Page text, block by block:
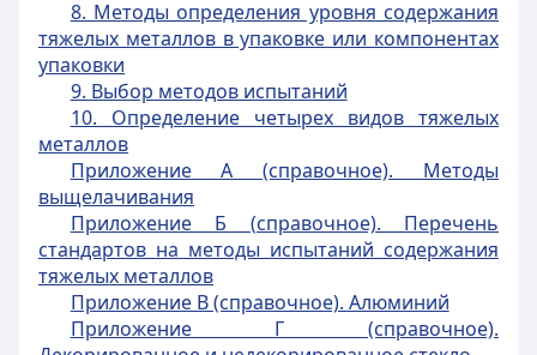
8. Методы определения уровня содержания
тяжелых металлов в упаковке или компонентах
упаковки
9. Выбор методов испытаний
10. Определение четырех видов тяжелых
металлов
Приложение А (справочное). Методы
выщелачивания
Приложение Б (справочное). Перечень
стандартов на методы испытаний содержания
тяжелых металлов
Приложение В (справочное). Алюминий
Приложение Г (справочное).